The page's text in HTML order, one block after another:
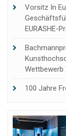
Vorsitz In
EURASHE-
Wettbewerb
100 Jahre